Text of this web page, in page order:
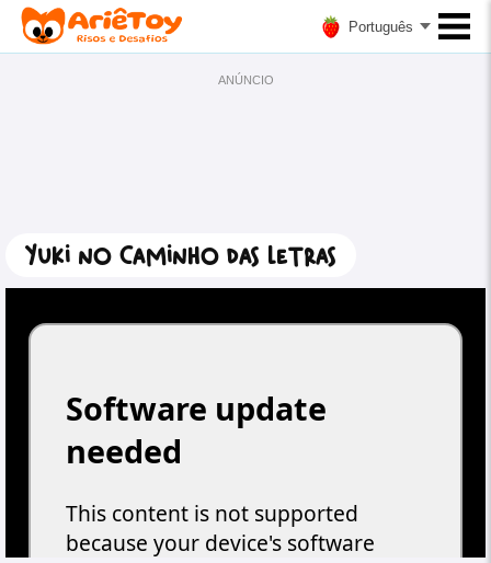
Português
ANÚNCIO
Yuki no Caminho das Letras